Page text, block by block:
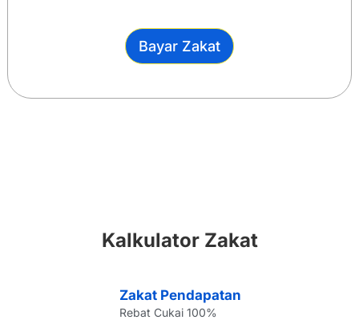
Bayar Zakat
Kalkulator Zakat
Zakat Pendapatan
Rebat Cukai 100%